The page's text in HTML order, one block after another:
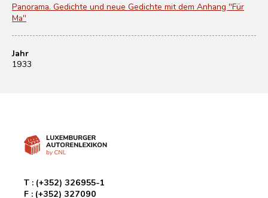
Panorama. Gedichte und neue Gedichte mit dem Anhang "Für
Ma"
Jahr
1933
T : (+352) 326955-1
F : (+352) 327090